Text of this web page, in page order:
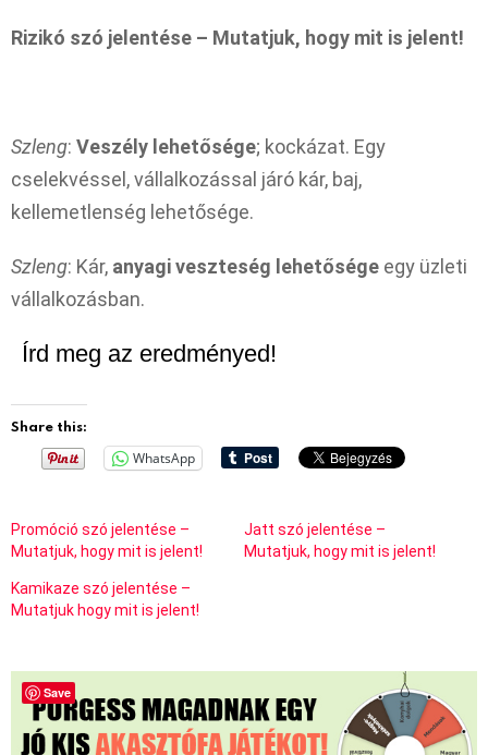
Rizikó szó jelentése – Mutatjuk, hogy mit is jelent!
Szleng: Veszély lehetősége; kockázat. Egy
cselekvéssel, vállalkozással járó kár, baj,
kellemetlenség lehetősége.
Szleng: Kár, anyagi veszteség lehetősége egy üzleti
vállalkozásban.
Írd meg az eredményed!
Share this:
WhatsApp
Promóció szó jelentése –
Mutatjuk, hogy mit is jelent!
Jatt szó jelentése –
Mutatjuk, hogy mit is jelent!
Kamikaze szó jelentése –
Mutatjuk hogy mit is jelent!
Save